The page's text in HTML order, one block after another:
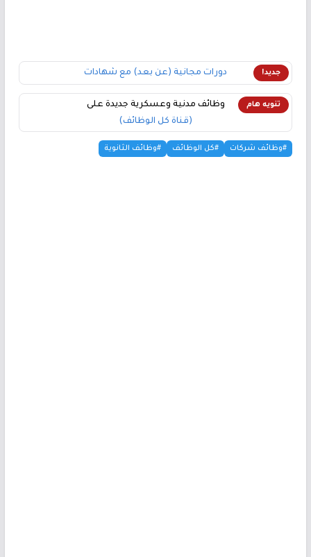
جديد! دورات مجانية (عن بعد) مع شهادات
تنويه هام
وظائف مدنية وعسكرية جديدة على
(قناة كل الوظائف)
#وظائف شركات #كل الوظائف #وظائف الثانوية